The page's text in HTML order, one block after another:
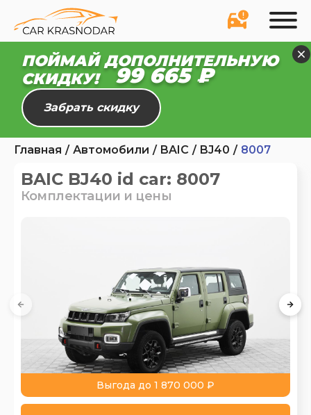
ПОЙМАЙ ДОПОЛНИТЕЛЬНУЮ
СКИДКУ!
99 665 ₽
Забрать скидку
Главная Автомобили BAIC BJ40 8007
BAIC BJ40 id car: 8007
Комплектации и цены
Выгода до 1 870 000 ₽